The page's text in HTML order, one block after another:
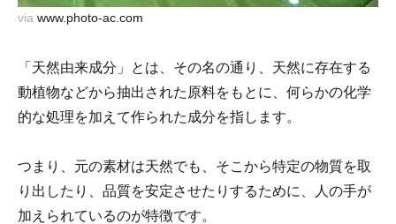
via www.photo-ac.com
「天然由来成分」とは、その名の通り、天然に存在する
動植物などから抽出された原料をもとに、何らかの化学
的な処理を加えて作られた成分を指します。
つまり、元の素材は天然でも、そこから特定の物質を取
り出したり、品質を安定させたりするために、人の手が
加えられているのが特徴です。